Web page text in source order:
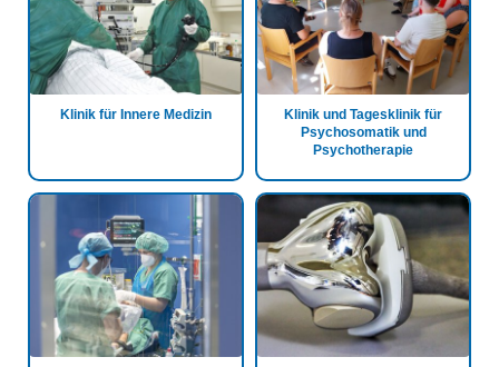
Klinik für Innere Medizin
Klinik und Tagesklinik für
Psychosomatik und
Psychotherapie